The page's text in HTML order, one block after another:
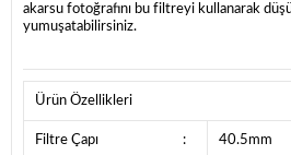
akarsu fotoğrafını bu filtreyi kullanarak
yumuşatabilirsiniz.
Ürün Özellikleri
Filtre Çapı : 40.5mm